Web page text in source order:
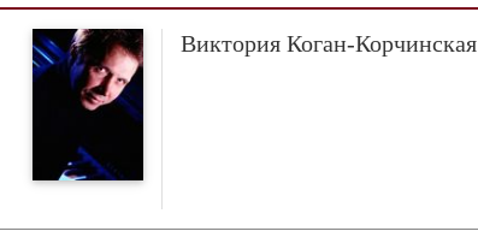
Виктория Коган-Корчинская